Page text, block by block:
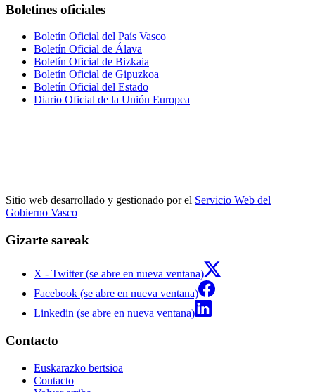
Boletines oficiales
Boletín Oficial del País Vasco
Boletín Oficial de Álava
Boletín Oficial de Bizkaia
Boletín Oficial de Gipuzkoa
Boletín Oficial del Estado
Diario Oficial de la Unión Europea
Sitio web desarrollado y gestionado por el Servicio Web del
Gobierno Vasco
Gizarte sareak
X - Twitter (se abre en nueva ventana)
Facebook (se abre en nueva ventana)
Linkedin (se abre en nueva ventana)
Contacto
Euskarazko bertsioa
Contacto